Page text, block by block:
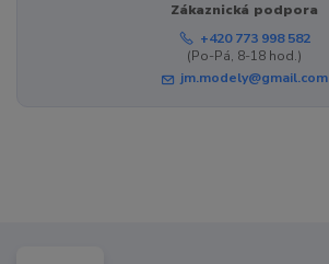
Zákaznická podpora
+420 773 998 582
(Po-Pá, 8-18 hod.)
jm.modely@gmail.com